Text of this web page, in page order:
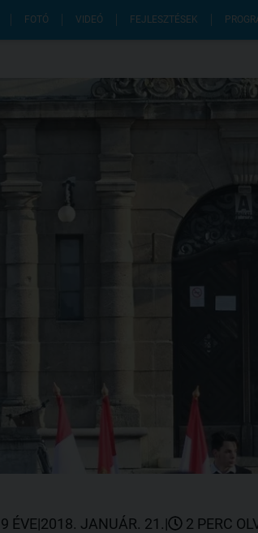
FOTÓ VIDEÓ FEJLESZTÉSEK
9 ÉVE|2018. JANUÁR. 21.| 2 PERC